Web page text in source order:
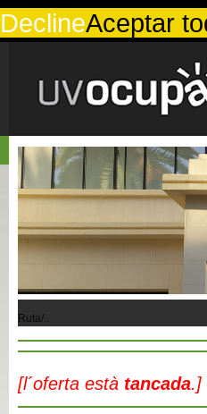
DeclineAceptar
Ruta/..
[l´oferta està tancada.]